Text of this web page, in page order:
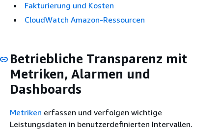
Fakturierung und Kosten
CloudWatch Amazon-Ressourcen
Betriebliche Transparenz mit
Metriken, Alarmen und
Dashboards
Metriken erfassen und verfolgen wichtige
Leistungsdaten in benutzerdefinierten Intervallen.